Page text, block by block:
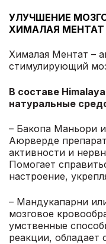
УЛУЧШЕНИЕ
ХИМАЛАЯ МЕНТАТ
Хималая Ментат –
стимулирующий
В составе
натуральные
– Бакопа Маньори
Аюрверде
активности и
Помогает
настроение,
– Мандукапарни
мозговое
умственные
реакции, обладает